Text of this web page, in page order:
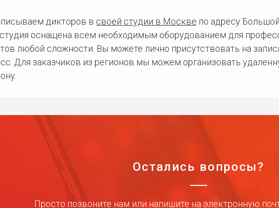
дикторов в своей студии в Москве по адресу
оснащена всем необходимым оборудованием для
любой сложности. Вы можете лично присутствовать на
Для заказчиков из регионов мы можем организовать
Остались вопросы?
Просто позвоните нам или напишите на электронную